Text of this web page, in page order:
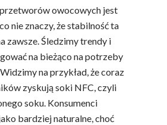
owocowych jest
nie znaczy, że stabilność ta
zawsze. Śledzimy trendy i
na bieżąco na potrzeby
na przykład, że coraz
zyskują soki NFC, czyli
soku. Konsumenci
bardziej naturalne, choć